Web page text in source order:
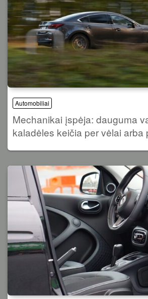
Automobiliai
Mechanikai įspėja: dauguma
kaladėles keičia per vėlai arba